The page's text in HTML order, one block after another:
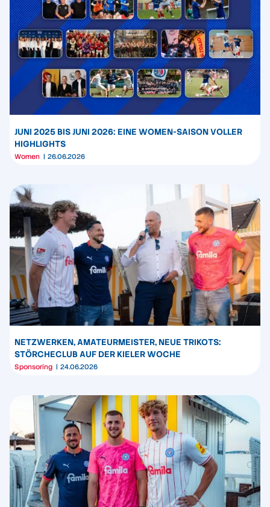
JUNI 2025 BIS JUNI 2026: EINE WOMEN-SAISON VOLLER
HIGHLIGHTS
Women 26.06.2026
NETZWERKEN, AMATEURMEISTER, NEUE TRIKOTS:
STÖRCHECLUB AUF DER KIELER WOCHE
Sponsoring 24.06.2026